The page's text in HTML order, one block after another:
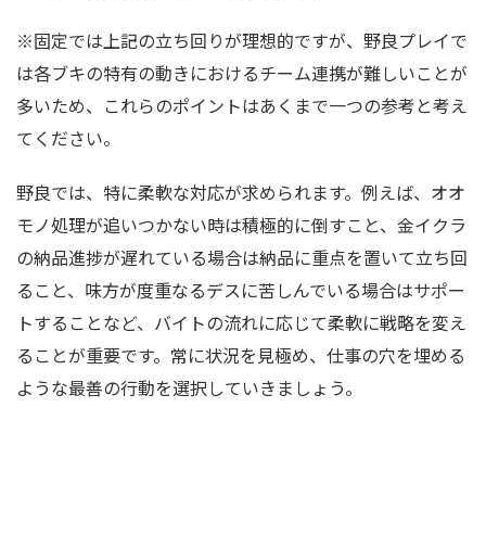
※固定では上記の立ち回りが理想的ですが、野良プレイで
は各ブキの特有の動きにおけるチーム連携が難しいことが
多いため、これらのポイントはあくまで一つの参考と考え
てください。
野良では、特に柔軟な対応が求められます。例えば、オオ
モノ処理が追いつかない時は積極的に倒すこと、金イクラ
の納品進捗が遅れている場合は納品に重点を置いて立ち回
ること、味方が度重なるデスに苦しんでいる場合はサポー
トすることなど、バイトの流れに応じて柔軟に戦略を変え
ることが重要です。常に状況を見極め、仕事の穴を埋める
ような最善の行動を選択していきましょう。